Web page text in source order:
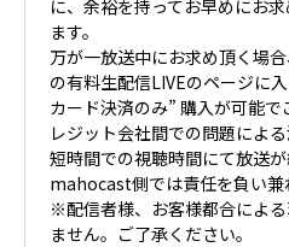
に、余裕を持ってお早めにお
ます。
万が一放送中にお求め頂く場
の有料生配信LIVEのページに
カード決済のみ” 購入が可能
レジット会社間での問題によ
短時間での視聴時間にて放送が
mahocast側では責任を負い兼
※配信者様、お客様都合によ
ません。ご了承ください。